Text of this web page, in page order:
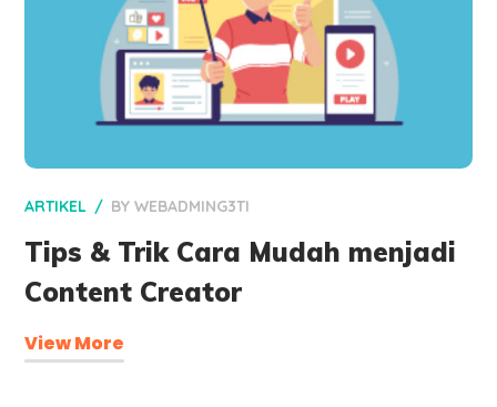
ARTIKEL BYWEBADMING3TI
Tips & Trik Cara Mudah menjadi
Content Creator
View More